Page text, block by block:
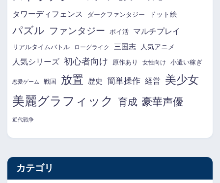
タワーディフェンス ダークファンタジー ドット絵
パズル ファンタジー ポイ活 マルチプレイ
リアルタイムバトル ローグライク 三国志 人気アニメ
人気シリーズ 初心者向け 原作あり 女性向け 小遣い稼ぎ
恋愛ゲーム 戦国 放置 歴史 簡単操作 経営 美少女
美麗グラフィック 育成 豪華声優
近代戦争
カテゴリ